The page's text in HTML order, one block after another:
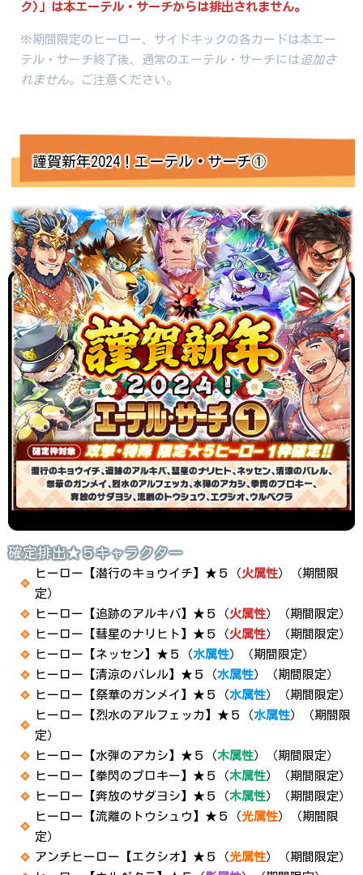
ク)」は本エーテル・サーチからは排出されません。
※期間限定のヒーロー、サイドキックの各カードは本エー
テル・サーチ終了後、通常のエーテル・サーチには 追加さ
れません。ご注意ください。
謹賀新年2024！エーテル・サーチ①
確定排出★５キャラクター
ヒーロー【潜行のキョウイチ】★５（ 火属性）（期間限
定）
ヒーロー【追跡のアルキバ】★５（ 火属性）（期間限定）
ヒーロー【彗星のナリヒト】★５（ 火属性）（期間限定）
ヒーロー【ネッセン】★５（水属性）（期間限定）
ヒーロー【清涼のバレル】★５（水属性）（期間限定）
ヒーロー【祭華のガンメイ】★５（水属性）（期間限定）
ヒーロー【烈水のアルフェッカ】★５（水属性）（期間限
定）
ヒーロー【水弾のアカシ】★５（木属性）（期間限定）
ヒーロー【拳閃のプロキー】★５（木属性）（期間限定）
ヒーロー【奔放のサダヨシ】★５（木属性）（期間限定）
ヒーロー【流離のトウシュウ】★５（ 光属性）（期間限
定）
アンチヒーロー【エクシオ】★５（ 光属性）（期間限定）